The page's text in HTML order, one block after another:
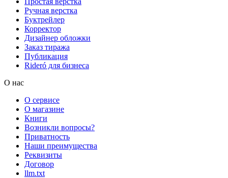
Ручная верстка
Буктрейлер
Корректор
Дизайнер обложки
Заказ тиража
Публикация
Rideró для бизнеса
О нас
О сервисе
О магазине
Книги
Возникли вопросы?
Приватность
Наши преимущества
Реквизиты
Договор
llm.txt